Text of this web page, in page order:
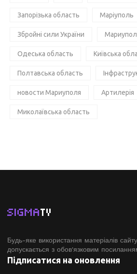
Запорізька область Маріуполь
Збройні сили України
Одеська область Київська
Полтавська область
новости Мариуполя Артилерія
Миколаївська область
SIGMATV
Будь-яке використання матеріалів
допускається з обов'язковим
Підписатися на оновлення